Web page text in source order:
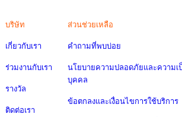
บริษัท
เกี่ยวกับเรา
ร่วมงานกับเรา
รางวัล
ติดต่อเรา
ส่วนช่วยเหลือ
คำถามที่พบบ่อย
นโยบายความปลอดภัยและความเ
บุคคล
ข้อตกลงและเงื่อนไขการใช้บริการ